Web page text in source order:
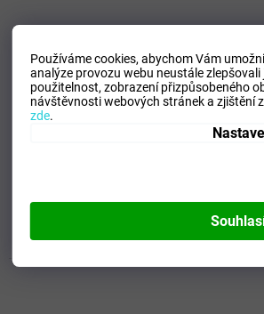
Používáme cookies, abychom Vám
analýze provozu webu neustále zlepšovali
použitelnost, zobrazení přizpůsobeného
návštěvnosti webových stránek a zjištění
zde.
Dámská mikina Mizuno Release
498 Kč
XS